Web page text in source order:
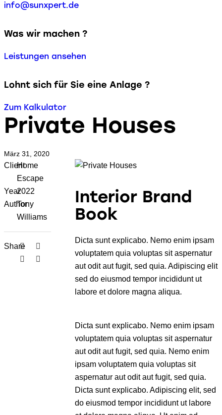
info@sunxpert.de
Was wir machen ?
Leistungen ansehen
Lohnt sich für Sie eine Anlage ?
Zum Kalkulator
Private Houses
März 31, 2020
ClientHome
Escape
Year2022
Author
Tony
Williams
Share
Interior Brand
Book
Dicta sunt explicabo. Nemo enim ipsam
voluptatem quia voluptas sit aspernatur
aut odit aut fugit, sed quia. Adipiscing elit
sed do eiusmod tempor incididunt ut
labore et dolore magna aliqua.
Dicta sunt explicabo. Nemo enim ipsam
voluptatem quia voluptas sit aspernatur
aut odit aut fugit, sed quia. Nemo enim
ipsam voluptatem quia voluptas sit
aspernatur aut odit aut fugit, sed quia.
Dicta sunt explicabo. Adipiscing elit, sed
do eiusmod tempor incididunt ut labore